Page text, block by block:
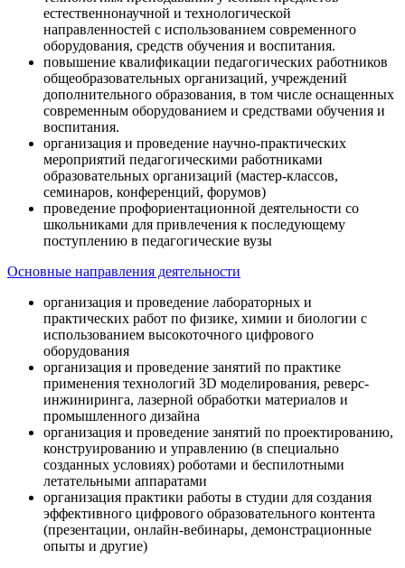
естественнонаучной и технологической
направленностей с использованием современного
оборудования, средств обучения и воспитания.
повышение квалификации педагогических работников
общеобразовательных организаций, учреждений
дополнительного образования, в том числе оснащенных
современным оборудованием и средствами обучения и
воспитания.
организация и проведение научно-практических
мероприятий педагогическими работниками
образовательных организаций (мастер-классов,
семинаров, конференций, форумов)
проведение профориентационной деятельности со
школьниками для привлечения к последующему
поступлению в педагогические вузы
Основные направления деятельности
организация и проведение лабораторных и
практических работ по физике, химии и биологии с
использованием высокоточного цифрового
оборудования
организация и проведение занятий по практике
применения технологий 3D моделирования, реверс-
инжиниринга, лазерной обработки материалов и
промышленного дизайна
организация и проведение занятий по проектированию,
конструированию и управлению (в специально
созданных условиях) роботами и беспилотными
летательными аппаратами
организация практики работы в студии для создания
эффективного цифрового образовательного контента
(презентации, онлайн-вебинары, демонстрационные
опыты и другие)